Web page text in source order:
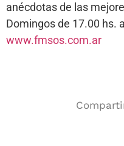
anécdotas de las
Domingos de 17.00 hs.
www.fmsos.com.ar